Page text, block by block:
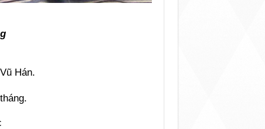
Hán.